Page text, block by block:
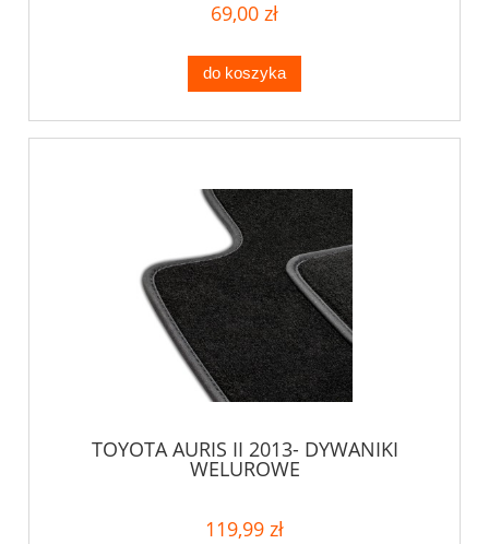
69,00 zł
do koszyka
TOYOTA AURIS II 2013- DYWANIKI
WELUROWE
119,99 zł